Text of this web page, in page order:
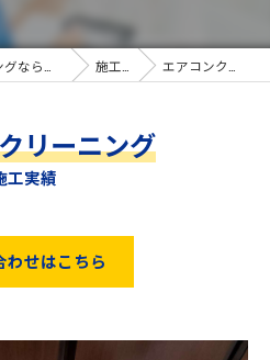
施工実績 エアコンクリーニング
工実績
リーニング
わせはこちら